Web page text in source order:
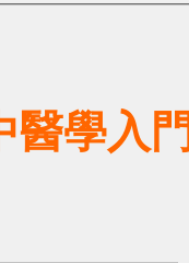
醫學入門